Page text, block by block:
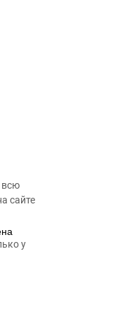
всю
сайте
у